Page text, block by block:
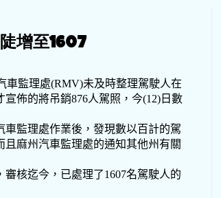
增至1607
車監理處(RMV)未及時整理駕駛人在
宣佈的將吊銷876人駕照，今(12) 日數
監理處作業後，發現數以百計的駕
麻州汽車監理處的通知其他州有關
審核迄今，已處理了1607名駕駛人的